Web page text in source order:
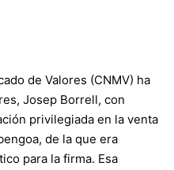
de Valores (CNMV) ha
Josep Borrell, con
privilegiada en la venta
de la que era
para la firma. Esa